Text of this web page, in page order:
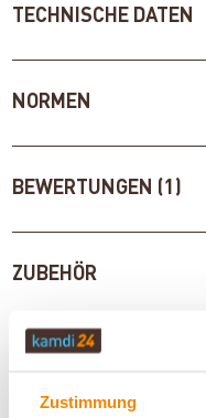
Zustimmung
TECHNISCHE DATEN
NORMEN
BEWERTUNGEN (1)
ZUBEHÖR
WICHTIGE INFOS